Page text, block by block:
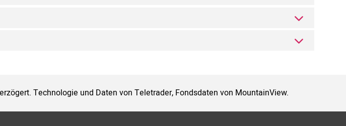
Technologie und Daten von Teletrader, Fondsdaten von MountainView.